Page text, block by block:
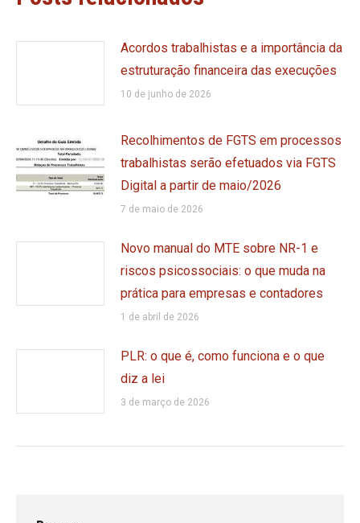
Acordos trabalhistas e a importância da
estruturação financeira das execuções
10 de junho de 2026
Recolhimentos de FGTS em processos
trabalhistas serão efetuados via FGTS
Digital a partir de maio/2026
7 de maio de 2026
Novo manual do MTE sobre NR-1 e
riscos psicossociais: o que muda na
prática para empresas e contadores
1 de abril de 2026
PLR: o que é, como funciona e o que
diz a lei
3 de março de 2026